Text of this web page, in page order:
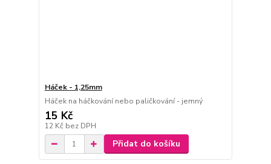
Háček - 1,25mm
Háček na háčkování nebo paličkování - jemný
15 Kč
12 Kč bez DPH
Přidat do košíku